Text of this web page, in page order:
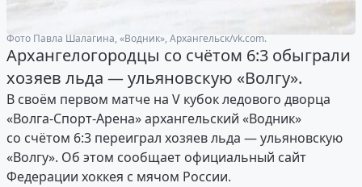
Фото Павла Шалагина, «Водник», Архангельск/vk.com.
Архангелогородцы со счётом 6:3 обыграли
хозяев льда — ульяновскую «Волгу».
В своём первом матче на V кубок ледового дворца
«Волга-Спорт-Арена» архангельский «Водник»
со счётом 6:3 переиграл хозяев льда — ульяновскую
«Волгу». Об этом сообщает официальный сайт
Федерации хоккея с мячом России.